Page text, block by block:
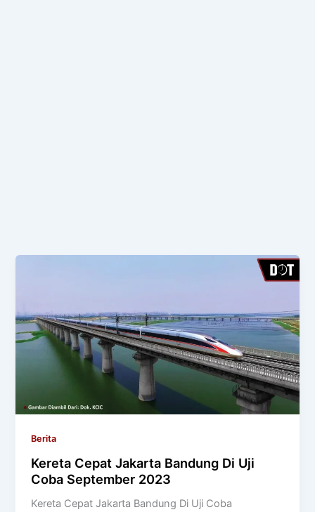
Berita
Kereta Cepat Jakarta Bandung Di Uji
Coba September 2023
Kereta Cepat Jakarta Bandung Di Uji Coba